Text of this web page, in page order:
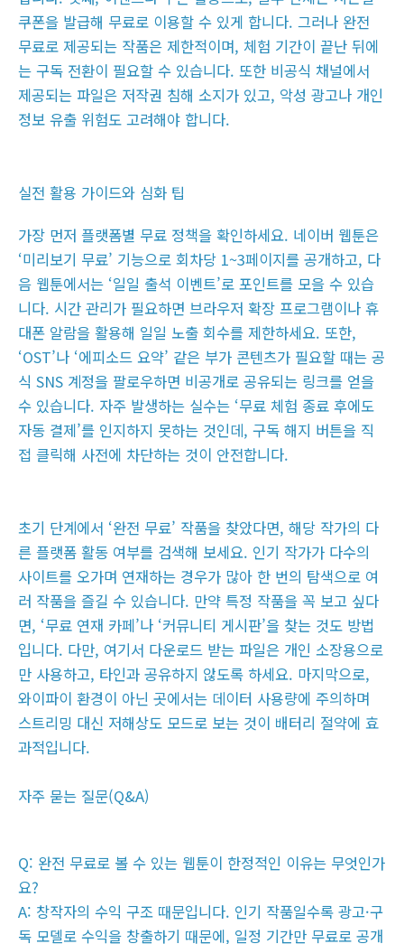
쿠폰을 발급해 무료로 이용할 수 있게 합니다. 그러나 완전
무료로 제공되는 작품은 제한적이며, 체험 기간이 끝난 뒤에
는 구독 전환이 필요할 수 있습니다. 또한 비공식 채널에서
제공되는 파일은 저작권 침해 소지가 있고, 악성 광고나 개인
정보 유출 위험도 고려해야 합니다.
실전 활용 가이드와 심화 팁
가장 먼저 플랫폼별 무료 정책을 확인하세요. 네이버 웹툰은
‘미리보기 무료’ 기능으로 회차당 1~3페이지를 공개하고, 다
음 웹툰에서는 ‘일일 출석 이벤트’로 포인트를 모을 수 있습
니다. 시간 관리가 필요하면 브라우저 확장 프로그램이나 휴
대폰 알람을 활용해 일일 노출 회수를 제한하세요. 또한,
‘OST’나 ‘에피소드 요약’ 같은 부가 콘텐츠가 필요할 때는 공
식 SNS 계정을 팔로우하면 비공개로 공유되는 링크를 얻을
수 있습니다. 자주 발생하는 실수는 ‘무료 체험 종료 후에도
자동 결제’를 인지하지 못하는 것인데, 구독 해지 버튼을 직
접 클릭해 사전에 차단하는 것이 안전합니다.
초기 단계에서 ‘완전 무료’ 작품을 찾았다면, 해당 작가의 다
른 플랫폼 활동 여부를 검색해 보세요. 인기 작가가 다수의
사이트를 오가며 연재하는 경우가 많아 한 번의 탐색으로 여
러 작품을 즐길 수 있습니다. 만약 특정 작품을 꼭 보고 싶다
면, ‘무료 연재 카페’나 ‘커뮤니티 게시판’을 찾는 것도 방법
입니다. 다만, 여기서 다운로드 받는 파일은 개인 소장용으로
만 사용하고, 타인과 공유하지 않도록 하세요. 마지막으로,
와이파이 환경이 아닌 곳에서는 데이터 사용량에 주의하며
스트리밍 대신 저해상도 모드로 보는 것이 배터리 절약에 효
과적입니다.
자주 묻는 질문(Q&A)
Q: 완전 무료로 볼 수 있는 웹툰이 한정적인 이유는 무엇인가
요?
A: 창작자의 수익 구조 때문입니다. 인기 작품일수록 광고·구
독 모델로 수익을 창출하기 때문에, 일정 기간만 무료로 공개